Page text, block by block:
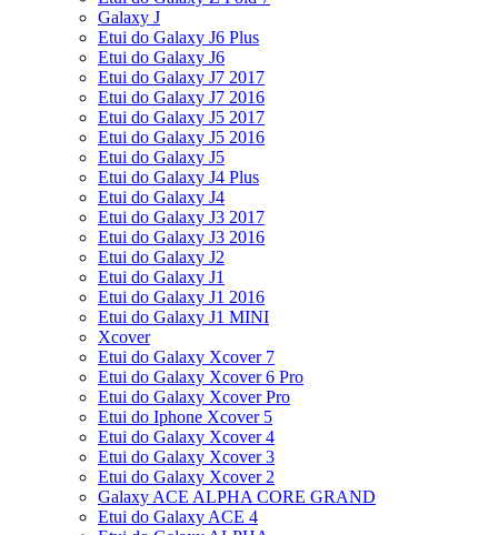
Galaxy J
Etui do Galaxy J6 Plus
Etui do Galaxy J6
Etui do Galaxy J7 2017
Etui do Galaxy J7 2016
Etui do Galaxy J5 2017
Etui do Galaxy J5 2016
Etui do Galaxy J5
Etui do Galaxy J4 Plus
Etui do Galaxy J4
Etui do Galaxy J3 2017
Etui do Galaxy J3 2016
Etui do Galaxy J2
Etui do Galaxy J1
Etui do Galaxy J1 2016
Etui do Galaxy J1 MINI
Xcover
Etui do Galaxy Xcover 7
Etui do Galaxy Xcover 6 Pro
Etui do Galaxy Xcover Pro
Etui do Iphone Xcover 5
Etui do Galaxy Xcover 4
Etui do Galaxy Xcover 3
Etui do Galaxy Xcover 2
Galaxy ACE ALPHA CORE GRAND
Etui do Galaxy ACE 4